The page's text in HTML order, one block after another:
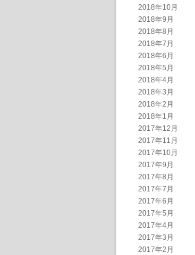
2018年10月
2018年9月
2018年8月
2018年7月
2018年6月
2018年5月
2018年4月
2018年3月
2018年2月
2018年1月
2017年12月
2017年11月
2017年10月
2017年9月
2017年8月
2017年7月
2017年6月
2017年5月
2017年4月
2017年3月
2017年2月